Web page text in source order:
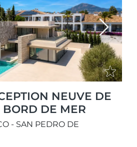
Next
NEUVE DE
BORD DE MER
- SAN PEDRO DE